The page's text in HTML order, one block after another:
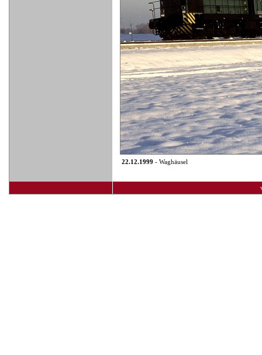
22.12.1999 - Waghäusel